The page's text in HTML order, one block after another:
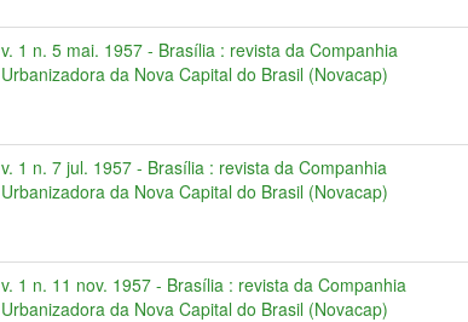
v. 1 n. 5 mai. 1957 - Brasília : revista da Companhia
Urbanizadora da Nova Capital do Brasil (Novacap)
v. 1 n. 7 jul. 1957 - Brasília : revista da Companhia
Urbanizadora da Nova Capital do Brasil (Novacap)
v. 1 n. 11 nov. 1957 - Brasília : revista da Companhia
Urbanizadora da Nova Capital do Brasil (Novacap)